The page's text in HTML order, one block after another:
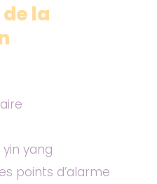
la
yang
points d’alarme